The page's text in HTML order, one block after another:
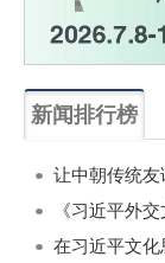
新闻排行榜
《习近平外